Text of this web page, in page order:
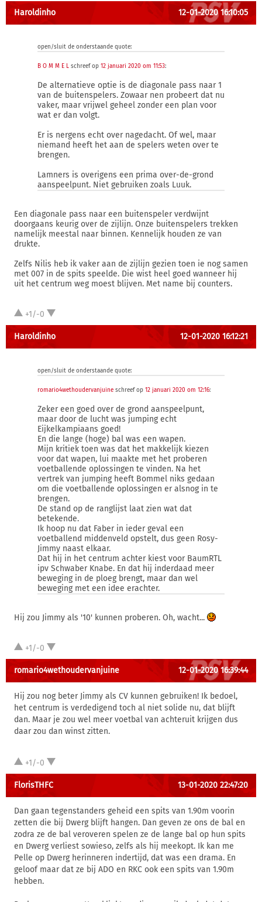
Haroldinho 12-01-2020 16:10:05
open/sluit de onderstaande quote:
B O M M E L schreef op 12 januari 2020 om 11:53:
De alternatieve optie is de diagonale pass naar 1
van de buitenspelers. Zowaar nen probeert dat nu
vaker, maar vrijwel geheel zonder een plan voor
wat er dan volgt.
Er is nergens echt over nagedacht. Of wel, maar
niemand heeft het aan de spelers weten over te
brengen.
Lamners is overigens een prima over-de-grond
aanspeelpunt. Niet gebruiken zoals Luuk.
Een diagonale pass naar een buitenspeler verdwijnt
doorgaans keurig over de zijlijn. Onze buitenspelers trekken
namelijk meestal naar binnen. Kennelijk houden ze van
drukte.
Zelfs Nilis heb ik vaker aan de zijlijn gezien toen ie nog samen
met 007 in de spits speelde. Die wist heel goed wanneer hij
uit het centrum weg moest blijven. Met name bij counters.
+1/-0
Haroldinho 12-01-2020 16:12:21
open/sluit de onderstaande quote:
romario4wethoudervanjuine schreef op 12 januari 2020 om 12:16:
Zeker een goed over de grond aanspeelpunt,
maar door de lucht was jumping echt
Eijkelkampiaans goed!
En die lange (hoge) bal was een wapen.
Mijn kritiek toen was dat het makkelijk kiezen
voor dat wapen, lui maakte met het proberen
voetballende oplossingen te vinden. Na het
vertrek van jumping heeft Bommel niks gedaan
om die voetballende oplossingen er alsnog in te
brengen.
De stand op de ranglijst laat zien wat dat
betekende.
Ik hoop nu dat Faber in ieder geval een
voetballend middenveld opstelt, dus geen Rosy-
Jimmy naast elkaar.
Dat hij in het centrum achter kiest voor BaumRTL
ipv Schwaber Knabe. En dat hij inderdaad meer
beweging in de ploeg brengt, maar dan wel
beweging met een idee erachter.
Hij zou Jimmy als '10' kunnen proberen. Oh, wacht...
+1/-0
romario4wethoudervanjuine 12-01-2020 16:39:44
Hij zou nog beter Jimmy als CV kunnen gebruiken! Ik bedoel,
het centrum is verdedigend toch al niet solide nu, dat blijft
dan. Maar je zou wel meer voetbal van achteruit krijgen dus
daar zou dan winst zitten.
+1/-0
FlorisTHFC 13-01-2020 22:47:20
Dan gaan tegenstanders geheid een spits van 1.90m voorin
zetten die bij Dwerg blijft hangen. Dan geven ze ons de bal en
zodra ze de bal veroveren spelen ze de lange bal op hun spits
en Dwerg verliest sowieso, zelfs als hij meekopt. Ik kan me
Pelle op Dwerg herinneren indertijd, dat was een drama. En
geloof maar dat ze bij ADO en RKC ook een spits van 1.90m
hebben.